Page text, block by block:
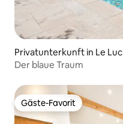
Privatunterkunft in Le Luc
Der blaue Traum
Gäste-Favorit
Gäste-Favorit